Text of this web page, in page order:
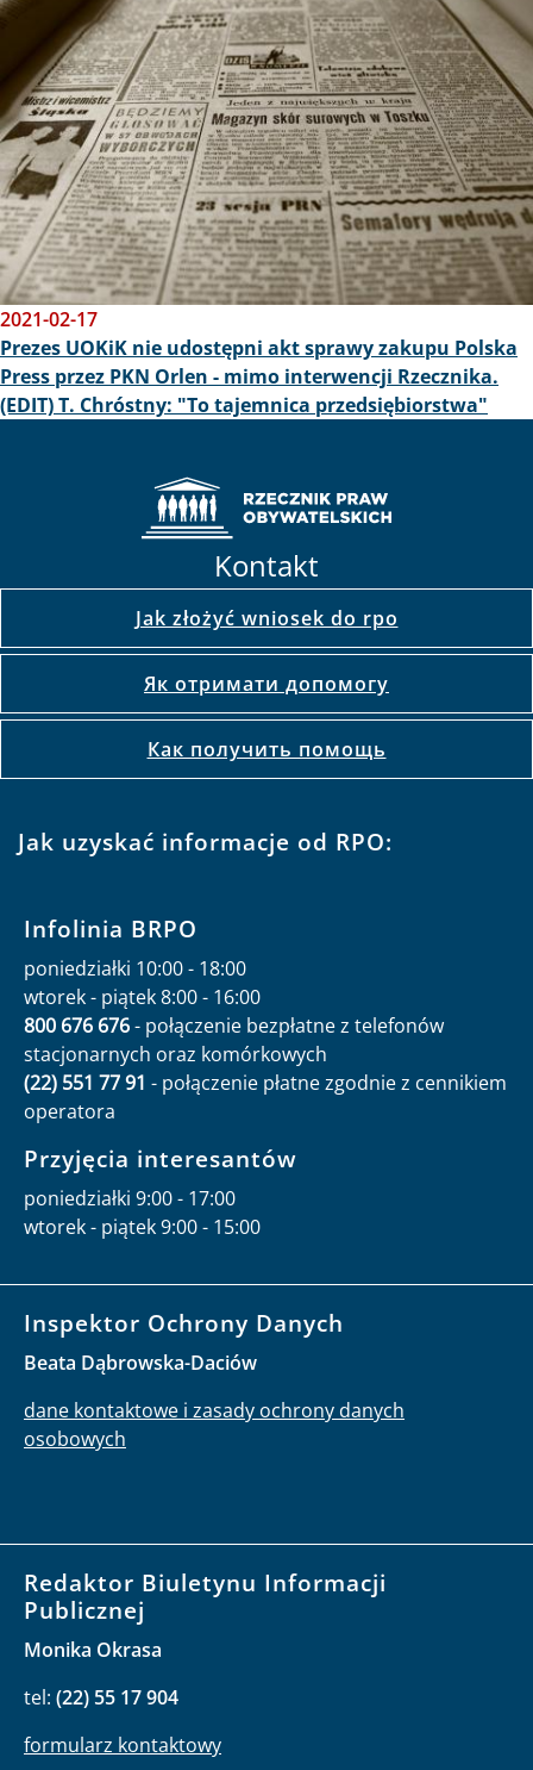
2021-02-17
Prezes UOKiK nie udostępni akt sprawy zakupu Polska
Press przez PKN Orlen - mimo interwencji Rzecznika.
(EDIT) T. Chróstny: "To tajemnica przedsiębiorstwa"
Kontakt
Jak złożyć wniosek do rpo
Як отримати допомогу
Как получить помощь
Jak uzyskać informacje od RPO:
Infolinia BRPO
poniedziałki 10:00 - 18:00
wtorek - piątek 8:00 - 16:00
800 676 676- połączenie bezpłatne z telefonów
stacjonarnych oraz komórkowych
(22) 551 77 91 - połączenie płatne zgodnie z cennikiem
operatora
Przyjęcia interesantów
poniedziałki 9:00 - 17:00
wtorek - piątek 9:00 - 15:00
Inspektor Ochrony Danych
Beata Dąbrowska-Daciów
dane kontaktowe i zasady ochrony danych
osobowych
Redaktor Biuletynu Informacji
Publicznej
Monika Okrasa
tel: (22) 55 17 904
formularz kontaktowy